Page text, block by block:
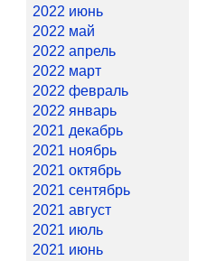
2022 июнь
2022 май
2022 апрель
2022 март
2022 февраль
2022 январь
2021 декабрь
2021 ноябрь
2021 октябрь
2021 сентябрь
2021 август
2021 июль
2021 июнь